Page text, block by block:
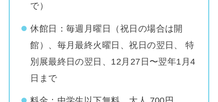
で）
休館日：毎週月曜日（祝日の場合は開
館）、毎月最終火曜日、祝日の翌日、 特
別展最終日の翌日、12月27日〜翌年1月4
日まで